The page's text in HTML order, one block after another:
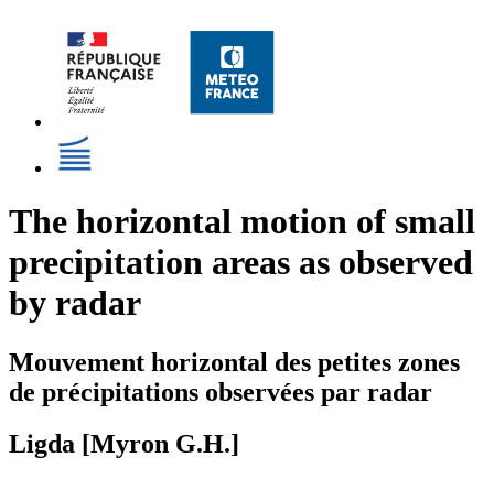
The horizontal motion of small
precipitation areas as observed
by radar
Mouvement horizontal des petites zones
de précipitations observées par radar
Ligda [Myron G.H.]